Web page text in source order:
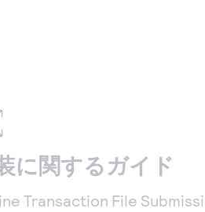
に関するガイド
Transaction File